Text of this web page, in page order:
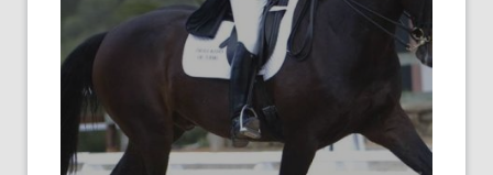
Προκηρύξεις
Λίστα Συμμετοχών
Αποτελέσματα
Βαθμολογίες
Αποτελέσματα
Προηγούμενων Ετών